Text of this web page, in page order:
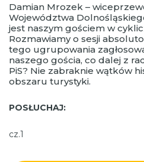
Damian Mrozek –
Województwa
jest naszym gościem w
Rozmawiamy o sesji
tego ugrupowania
naszego gościa, co dalej z
PiS? Nie zabraknie wątków
obszaru turystyki.
POSŁUCHAJ:
cz.1